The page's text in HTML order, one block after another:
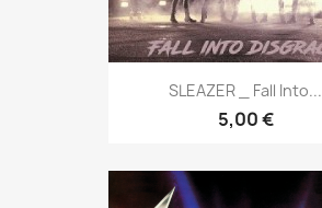
SLEAZER _ Fall Into...
5,00 €